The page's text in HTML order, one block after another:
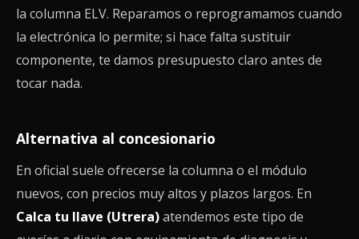
la columna ELV. Reparamos o reprogramamos cuando
la electrónica lo permite; si hace falta sustituir
componente, te damos presupuesto claro antes de
tocar nada.
Alternativa al concesionario
En oficial suele ofrecerse la columna o el módulo
nuevos, con precios muy altos y plazos largos. En
Calca tu llave (Utrera)atendemos este tipo de